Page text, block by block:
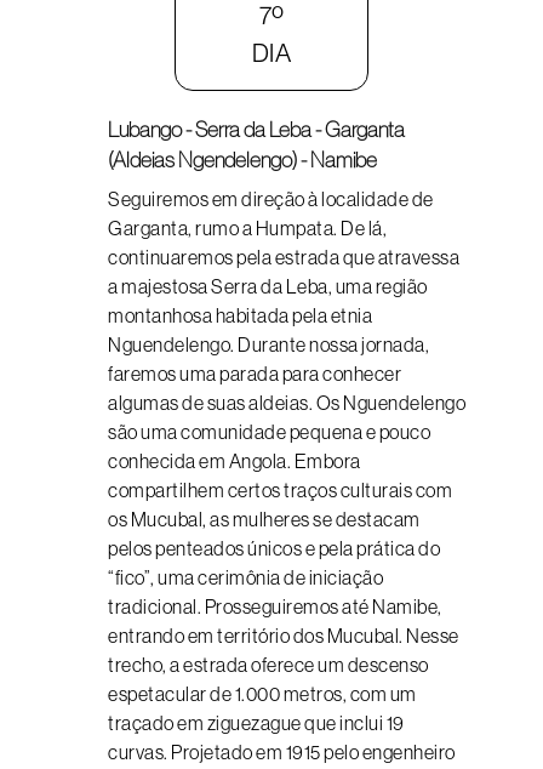
7º
DIA
Lubango - Serra da Leba - Garganta
(Aldeias Ngendelengo) - Namibe
Seguiremos em direção à localidade de
Garganta, rumo a Humpata. De lá,
continuaremos pela estrada que atravessa
a majestosa Serra da Leba, uma região
montanhosa habitada pela etnia
Nguendelengo. Durante nossa jornada,
faremos uma parada para conhecer
algumas de suas aldeias. Os Nguendelengo
são uma comunidade pequena e pouco
conhecida em Angola. Embora
compartilhem certos traços culturais com
os Mucubal, as mulheres se destacam
pelos penteados únicos e pela prática do
“fico”, uma cerimônia de iniciação
tradicional. Prosseguiremos até Namibe,
entrando em território dos Mucubal. Nesse
trecho, a estrada oferece um descenso
espetacular de 1.000 metros, com um
traçado em ziguezague que inclui 19
curvas. Projetado em 1915 pelo engenheiro